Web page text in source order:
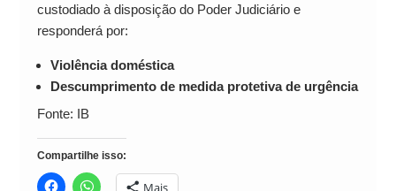
custodiado à disposição do Poder Judiciário e
responderá por:
Violência doméstica
Descumprimento de medida protetiva de urgência
Fonte: IB
Compartilhe isso:
Mais